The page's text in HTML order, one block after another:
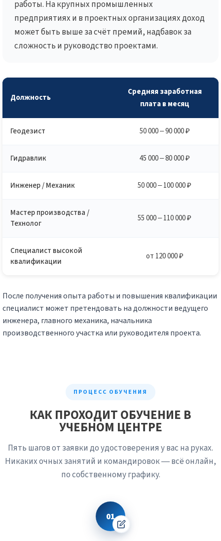
работы. На крупных промышленных
предприятиях и в проектных организациях доход
может быть выше за счёт премий, надбавок за
сложность и руководство проектами.
Должность
Средняя заработная
плата в месяц
Геодезист 50 000 – 90 000 ₽
Гидравлик 45 000 – 80 000 ₽
Инженер / Механик 50 000 – 100 000 ₽
Мастер производства /
Технолог
55 000 – 110 000 ₽
Специалист высокой
квалификации
от 120 000 ₽
После получения опыта работы и повышения квалификации
специалист может претендовать на должности ведущего
инженера, главного механика, начальника
производственного участка или руководителя проекта.
ПРОЦЕСС ОБУЧЕНИЯ
КАК ПРОХОДИТ ОБУЧЕНИЕ В
УЧЕБНОМ ЦЕНТРЕ
Пять шагов от заявки до удостоверения у вас на руках.
Никаких очных занятий и командировок — всё онлайн,
по собственному графику.
01